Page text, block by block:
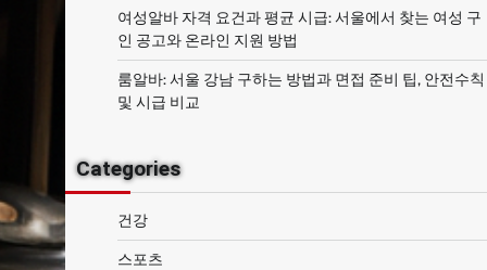
여성알바 자격 요건과 평균 시급: 서울에서 찾는 여성 구
인 공고와 온라인 지원 방법
룸알바: 서울 강남 구하는 방법과 면접 준비 팁, 안전수칙
및 시급 비교
Categories
건강
스포츠